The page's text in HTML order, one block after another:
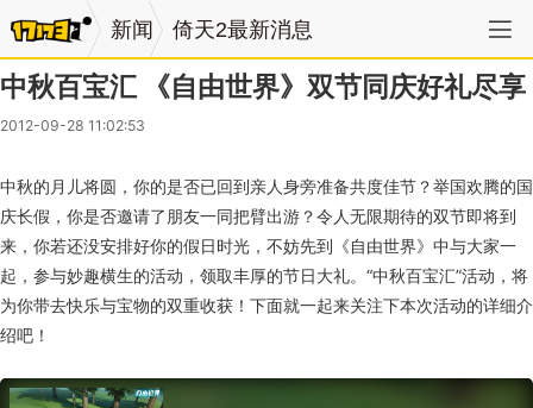
新闻 倚天2最新消息
中秋百宝汇 《自由世界》双节同庆好礼尽享
2012-09-28 11:02:53
中秋的月儿将圆，你的是否已回到亲人身旁准备共度佳节？举国欢腾的国
庆长假，你是否邀请了朋友一同把臂出游？令人无限期待的双节即将到
来，你若还没安排好你的假日时光，不妨先到《自由世界》中与大家一
起，参与妙趣横生的活动，领取丰厚的节日大礼。“中秋百宝汇”活动，将
为你带去快乐与宝物的双重收获！下面就一起来关注下本次活动的详细介
绍吧！